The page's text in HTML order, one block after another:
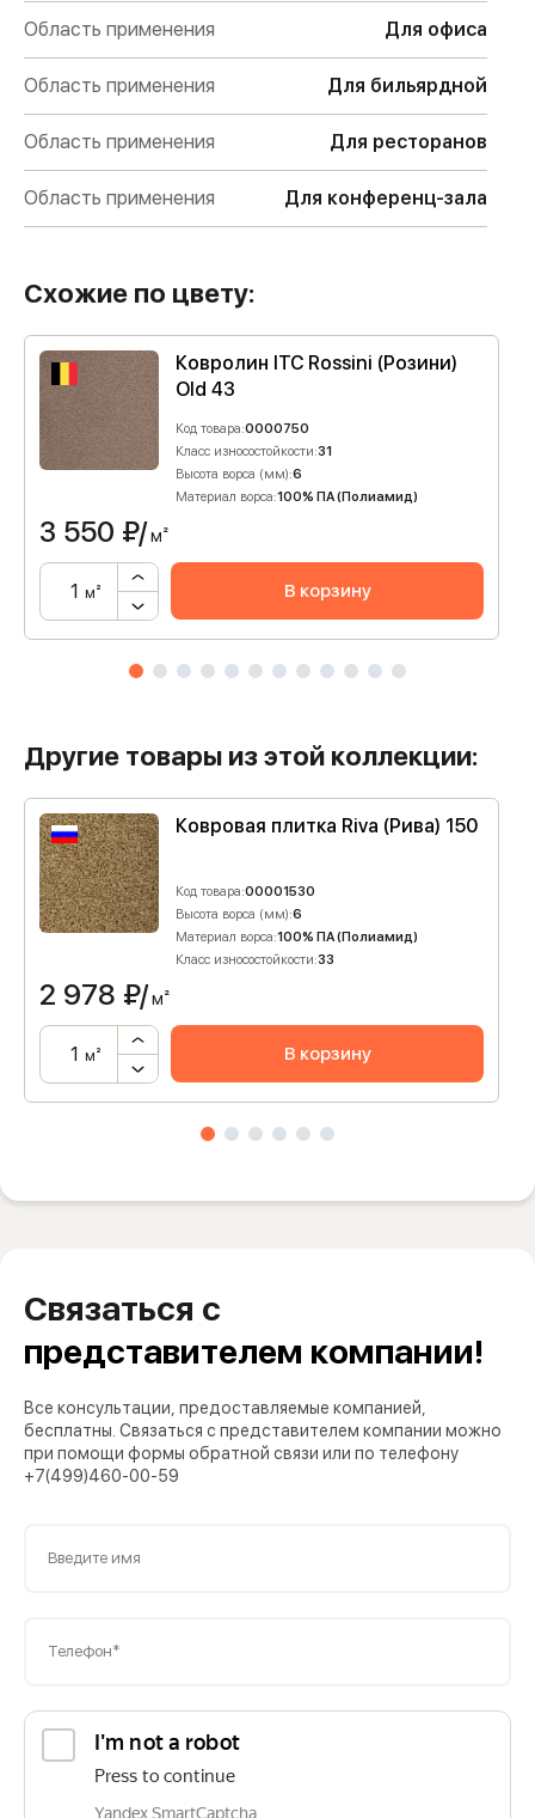
Область применения Для офиса
Область применения Для бильярдной
Область применения Для ресторанов
Область применения Для конференц-зала
Схожие по цвету:
Ковролин ITC Rossini (Розини)
Old 43
Код товара:0000750
Класс износостойкости:31
Высота ворса (мм):6
Материал ворса:100% ПА (Полиамид)
3 550 ₽/м²
м² В корзину
Другие товары из этой коллекции:
Ковровая плитка Riva (Рива) 150
Код товара:00001530
Высота ворса (мм):6
Материал ворса:100% ПА (Полиамид)
Класс износостойкости:33
2 978 ₽/м²
м² В корзину
Связаться с
представителем компании!
Все консультации, предоставляемые компанией,
бесплатны. Связаться с представителем компании можно
при помощи формы обратной связи или по телефону
+7(499)460-00-59
Введите имя
Телефон*